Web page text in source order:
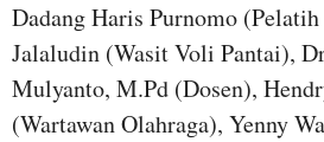
Dadang Haris Purnomo (Pelatih
Jalaludin (Wasit Voli Pantai),
Mulyanto, M.Pd (Dosen),
(Wartawan Olahraga), Yenny